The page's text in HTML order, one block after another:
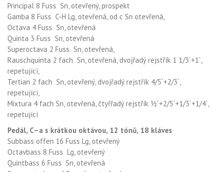
Principal 8 Fuss Sn, otevřený, prospekt
Gamba 8 Fuss C-H Lg, otevřená, od c Sn otevřená,
Octava 4 Fuss Sn, otevřená
Quinta 3 Fuss Sn, otevřená
Superoctava 2 Fuss Sn, otevřená,
Rauschquinta 2 fach Sn, otevřená, dvojřadý rejstřík 1 1/3´+1´,
repetující,
Tertian 2 fach Sn, otevřený, dvojřadý rejstřík 4/5´+2/3´,
repetující,
Mixtura 4 fach Sn, otevřená, čtyřřadý rejstřík ½´+2/5´+1/3´+1/4´,
repetující
Pedál, C–a s krátkou oktávou, 12 tónů, 18 kláves
Subbass offen 16 Fuss Lg, otevřený
Octavbass 8 Fuss Lg, otevřený
Quintbass 6 Fuss Sn, otevřená